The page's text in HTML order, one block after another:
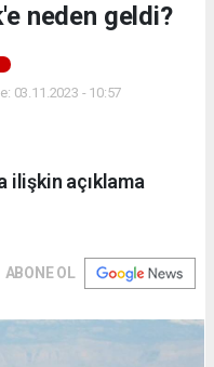
neden geldi?
03.11.2023 - 10:57
ilişkin açıklama
ABONE OL